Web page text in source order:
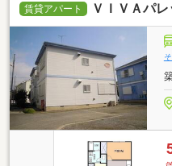
賃貸アパート ＶＩＶＡパレ